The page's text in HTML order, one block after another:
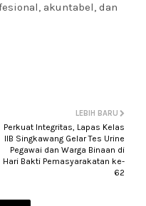
akuntabel, dan
LEBIH BARU
Perkuat Integritas, Lapas Kelas
IIB Singkawang Gelar Tes Urine
Pegawai dan Warga Binaan di
Hari Bakti Pemasyarakatan ke-
62